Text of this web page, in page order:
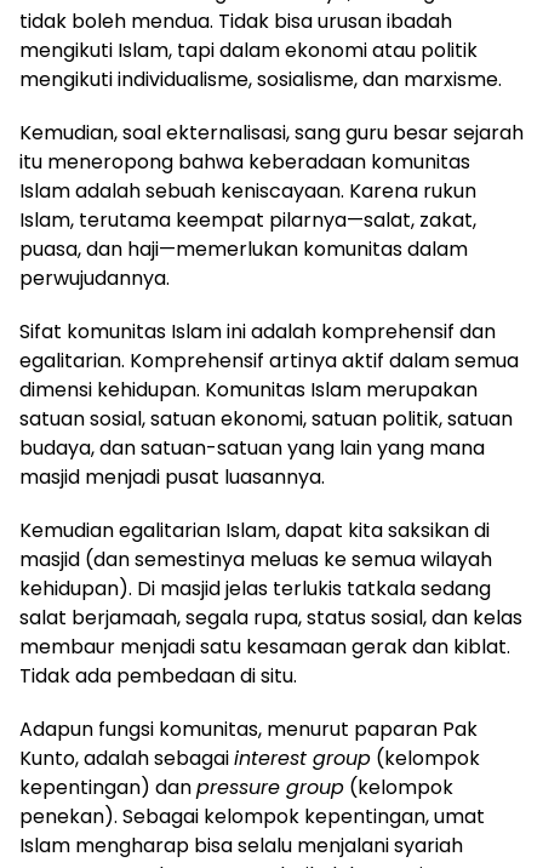
tidak boleh mendua. Tidak bisa urusan ibadah
mengikuti Islam, tapi dalam ekonomi atau politik
mengikuti individualisme, sosialisme, dan marxisme.
Kemudian, soal ekternalisasi, sang guru besar sejarah
itu meneropong bahwa keberadaan komunitas
Islam adalah sebuah keniscayaan. Karena rukun
Islam, terutama keempat pilarnya—salat, zakat,
puasa, dan haji—memerlukan komunitas dalam
perwujudannya.
Sifat komunitas Islam ini adalah komprehensif dan
egalitarian. Komprehensif artinya aktif dalam semua
dimensi kehidupan. Komunitas Islam merupakan
satuan sosial, satuan ekonomi, satuan politik, satuan
budaya, dan satuan-satuan yang lain yang mana
masjid menjadi pusat luasannya.
Kemudian egalitarian Islam, dapat kita saksikan di
masjid (dan semestinya meluas ke semua wilayah
kehidupan). Di masjid jelas terlukis tatkala sedang
salat berjamaah, segala rupa, status sosial, dan kelas
membaur menjadi satu kesamaan gerak dan kiblat.
Tidak ada pembedaan di situ.
Adapun fungsi komunitas, menurut paparan Pak
Kunto, adalah sebagaiinterest group (kelompok
kepentingan) danpressure group (kelompok
penekan). Sebagai kelompok kepentingan, umat
Islam mengharap bisa selalu menjalani syariah